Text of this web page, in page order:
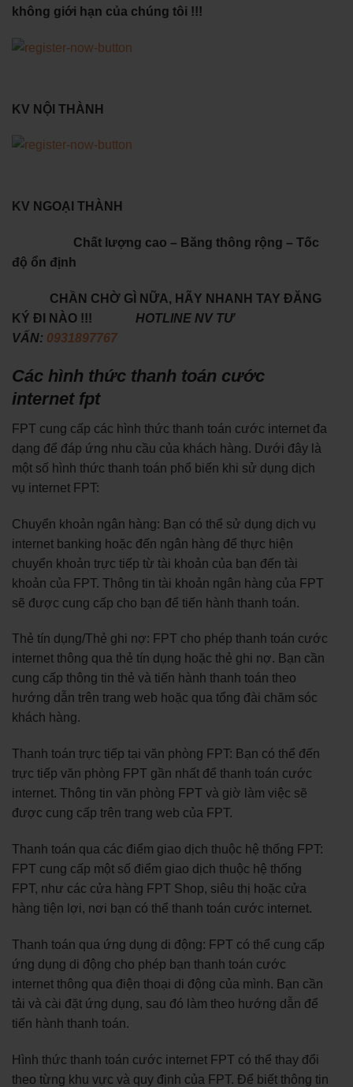
không giới hạn của chúng tôi !!!
KV NỘI THÀNH
KV NGOẠI THÀNH
Chất lượng cao – Băng thông rộng – Tốc
độ ổn định
CHẦN CHỜ GÌ NỮA, HÃY NHANH TAY ĐĂNG
KÝ ĐI NÀO !!!
HOTLINE NV TƯ
VẤN: 0931897767
Các hình thức thanh toán cước
internet fpt
FPT cung cấp các hình thức thanh toán cước internet đa
dạng để đáp ứng nhu cầu của khách hàng. Dưới đây là
một số hình thức thanh toán phổ biến khi sử dụng dịch
vụ internet FPT:
Chuyển khoản ngân hàng: Bạn có thể sử dụng dịch vụ
internet banking hoặc đến ngân hàng để thực hiện
chuyển khoản trực tiếp từ tài khoản của bạn đến tài
khoản của FPT. Thông tin tài khoản ngân hàng của FPT
sẽ được cung cấp cho bạn để tiến hành thanh toán.
Thẻ tín dụng/Thẻ ghi nợ: FPT cho phép thanh toán cước
internet thông qua thẻ tín dụng hoặc thẻ ghi nợ. Bạn cần
cung cấp thông tin thẻ và tiến hành thanh toán theo
hướng dẫn trên trang web hoặc qua tổng đài chăm sóc
khách hàng.
Thanh toán trực tiếp tại văn phòng FPT: Bạn có thể đến
trực tiếp văn phòng FPT gần nhất để thanh toán cước
internet. Thông tin văn phòng FPT và giờ làm việc sẽ
được cung cấp trên trang web của FPT.
Thanh toán qua các điểm giao dịch thuộc hệ thống FPT:
FPT cung cấp một số điểm giao dịch thuộc hệ thống
FPT, như các cửa hàng FPT Shop, siêu thị hoặc cửa
hàng tiện lợi, nơi bạn có thể thanh toán cước internet.
Thanh toán qua ứng dụng di động: FPT có thể cung cấp
ứng dụng di động cho phép bạn thanh toán cước
internet thông qua điện thoại di động của mình. Bạn cần
tải và cài đặt ứng dụng, sau đó làm theo hướng dẫn để
tiến hành thanh toán.
Hình thức thanh toán cước internet FPT có thể thay đổi
theo từng khu vực và quy định của FPT. Để biết thông tin